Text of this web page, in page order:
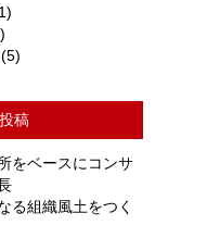
稿
をベースにコンサ
る組織風土をつく